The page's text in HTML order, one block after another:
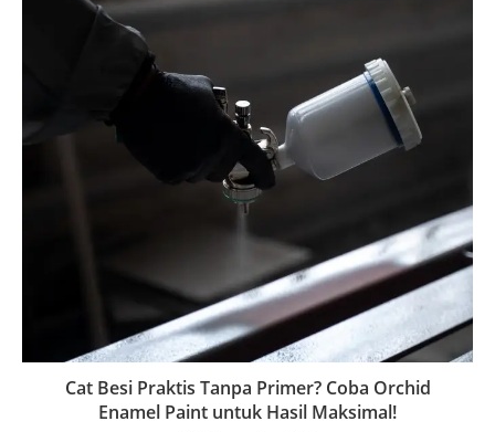
Cat Besi Praktis Tanpa Primer? Coba Orchid
Enamel Paint untuk Hasil Maksimal!